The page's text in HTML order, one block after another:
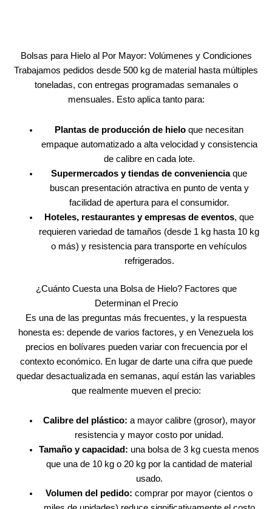
Bolsas para Hielo al Por Mayor: Volúmenes y Condiciones
Trabajamos pedidos desde 500 kg de material hasta múltiples
toneladas, con entregas programadas semanales o
mensuales. Esto aplica tanto para:
Plantas de producción de hielo que necesitan
empaque automatizado a alta velocidad y consistencia
de calibre en cada lote.
Supermercados y tiendas de convenienciaque
buscan presentación atractiva en punto de venta y
facilidad de apertura para el consumidor.
Hoteles, restaurantes y empresas de eventos, que
requieren variedad de tamaños (desde 1 kg hasta 10 kg
o más) y resistencia para transporte en vehículos
refrigerados.
¿Cuánto Cuesta una Bolsa de Hielo? Factores que
Determinan el Precio
Es una de las preguntas más frecuentes, y la respuesta
honesta es: depende de varios factores, y en Venezuela los
precios en bolívares pueden variar con frecuencia por el
contexto económico. En lugar de darte una cifra que puede
quedar desactualizada en semanas, aquí están las variables
que realmente mueven el precio:
Calibre del plástico: a mayor calibre (grosor), mayor
resistencia y mayor costo por unidad.
Tamaño y capacidad: una bolsa de 3 kg cuesta menos
que una de 10 kg o 20 kg por la cantidad de material
usado.
Volumen del pedido: comprar por mayor (cientos o